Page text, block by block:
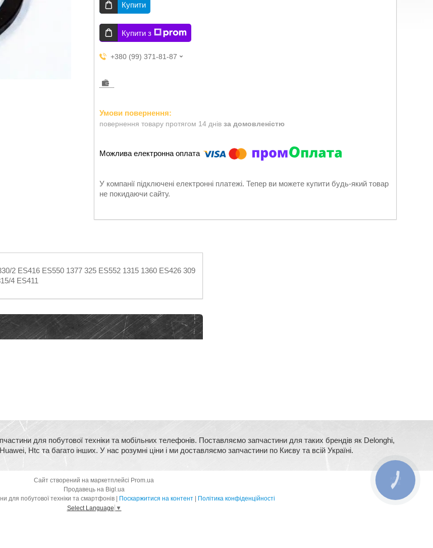
Купити
Купити з
+380 (99) 371-81-87
повернення товару протягом 14 днів за домовленістю
У компанії підключені електронні платежі. Тепер ви можете купити будь-який товар
не покидаючи сайту.
2 ES416 ES550 1377 325 ES552 1315 1360 ES426 309
4 ES411
для побутової техніки та мобільних телефонів. Поставляємо запчастини для таких брендів як Delonghi,
Htc та багато інших. У нас розумні ціни і ми доставляємо запчастини по Києву та всій Україні.
Сайт створений на маркетплейсі Prom.ua
Продавець на Bigl.ua
Поскаржитися на контент
Політика конфіденційності
Select Language ▼
КНОПКА
ЗВ'ЯЗКУ